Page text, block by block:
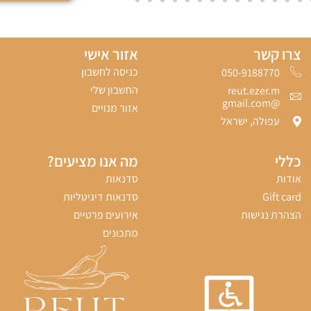
צרו קשר
050-9188770‬
reut.ezer.m
@gmail.com
עפולה, ישראל
אזור אישי
כניסה לחשבון
החשבון שלי
אזור מנויים
כללי
אודות
Gift card
הצהרת נגישות
מה אנו מציעים?
סדנאות
סדנאות דיגיטליות
אירועים פרטיים
מתכונים